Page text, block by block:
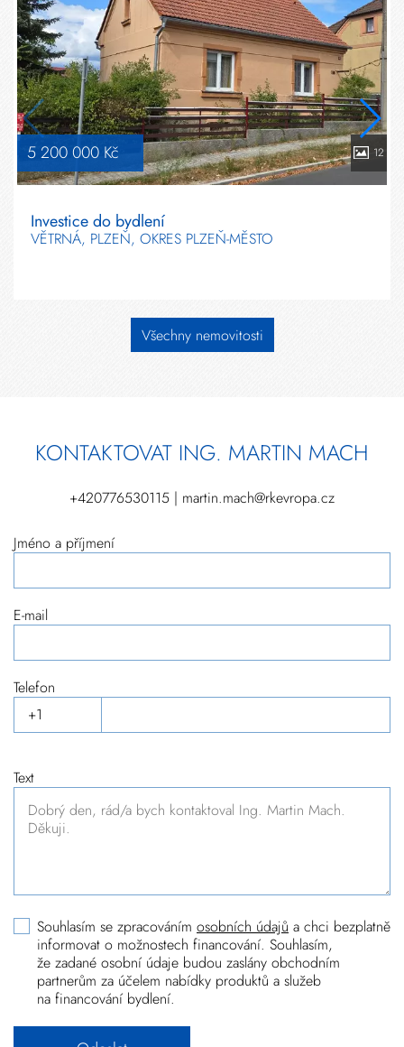
5 200 000 Kč 12
Investice do bydlení
VĚTRNÁ, PLZEŇ, OKRES PLZEŇ-MĚSTO
Všechny nemovitosti
KONTAKTOVAT ING. MARTIN MACH
+420776530115 | martin.mach@rkevropa.cz
Jméno a příjmení
E-mail
Telefon
Text
Souhlasím se zpracováním osobních údajů a chci bezplatně
informovat o možnostech financování. Souhlasím,
že zadané osobní údaje budou zaslány obchodním
partnerům za účelem nabídky produktů a služeb
na financování bydlení.